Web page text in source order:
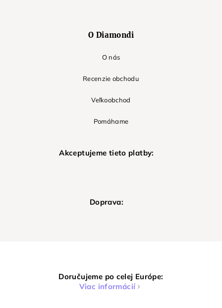
O Diamondi
O nás
Recenzie obchodu
Veľkoobchod
Pomáhame
Akceptujeme tieto platby:
Doprava:
Doručujeme po celej Európe:
Viac informácií